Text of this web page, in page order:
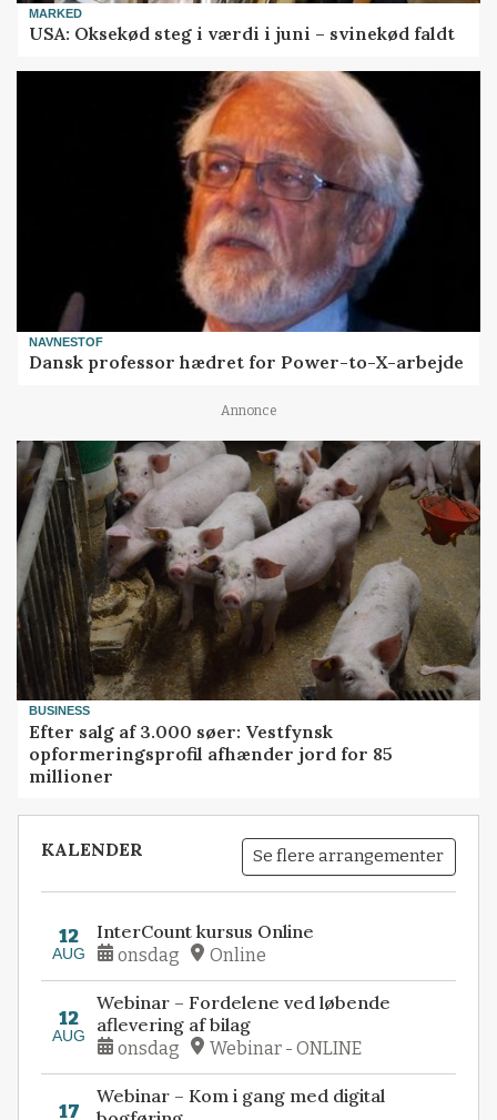
MARKED
USA: Oksekød steg i værdi i juni – svinekød faldt
NAVNESTOF
Dansk professor hædret for Power-to-X-arbejde
Annonce
BUSINESS
Efter salg af 3.000 søer: Vestfynsk
opformeringsprofil afhænder jord for 85
millioner
KALENDER Se flere arrangementer
12
AUG
InterCount kursus Online
onsdag Online
12
AUG
Webinar – Fordelene ved løbende
aflevering af bilag
onsdag Webinar - ONLINE
17
Webinar – Kom i gang med digital